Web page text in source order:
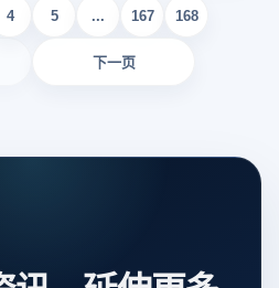
4 5 ... 167 168
下一页